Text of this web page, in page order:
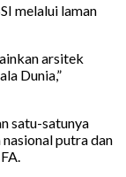
melalui laman
arsitek
Dunia,”
satu-satunya
putra dan